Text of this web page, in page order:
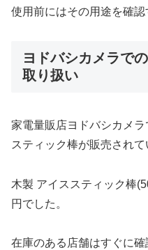
使用前にはその用途を確認
ヨドバシカメラで
取り扱い
家電量販店ヨドバシカメ
スティック棒が販売されて
木製 アイススティック棒
円でした。
在庫のある店舗はすぐに